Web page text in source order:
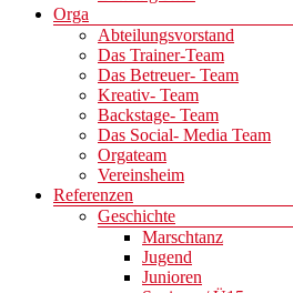
Orga
Abteilungsvorstand
Das Trainer-Team
Das Betreuer- Team
Kreativ- Team
Backstage- Team
Das Social- Media Team
Orgateam
Vereinsheim
Referenzen
Geschichte
Marschtanz
Jugend
Junioren